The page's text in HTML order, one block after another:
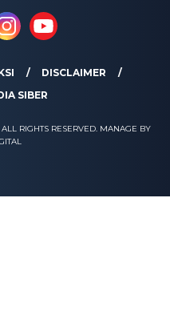
DISCLAIMER
SIBER
RIGHTS RESERVED. MANAGE BY